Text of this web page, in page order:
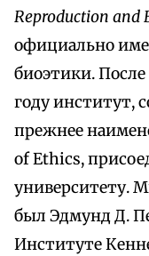
Reproduction and
официально
биоэтики. После
году институт,
прежнее
of Ethics,
университету.
был Эдмунд Д.
Институте